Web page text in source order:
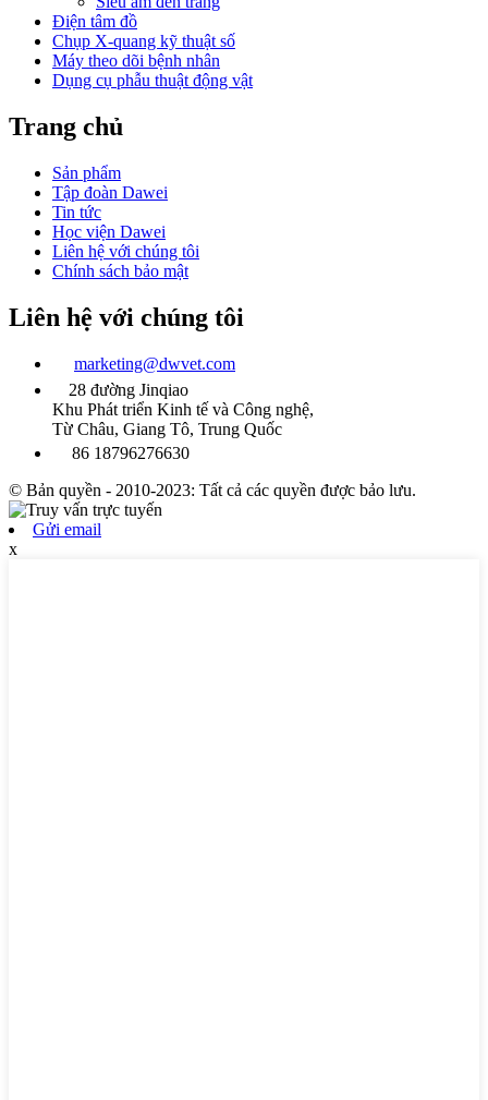
Điện tâm đồ
Chụp X-quang kỹ thuật số
Máy theo dõi bệnh nhân
Dụng cụ phẫu thuật động vật
Trang chủ
Sản phẩm
Tập đoàn Dawei
Tin tức
Học viện Dawei
Liên hệ với chúng tôi
Chính sách bảo mật
Liên hệ với chúng tôi
marketing@dwvet.com
28 đường Jinqiao
Khu Phát triển Kinh tế và Công nghệ,
Từ Châu, Giang Tô, Trung Quốc
86 18796276630
© Bản quyền - 2010-2023: Tất cả các quyền được bảo lưu.
Gửi email
x